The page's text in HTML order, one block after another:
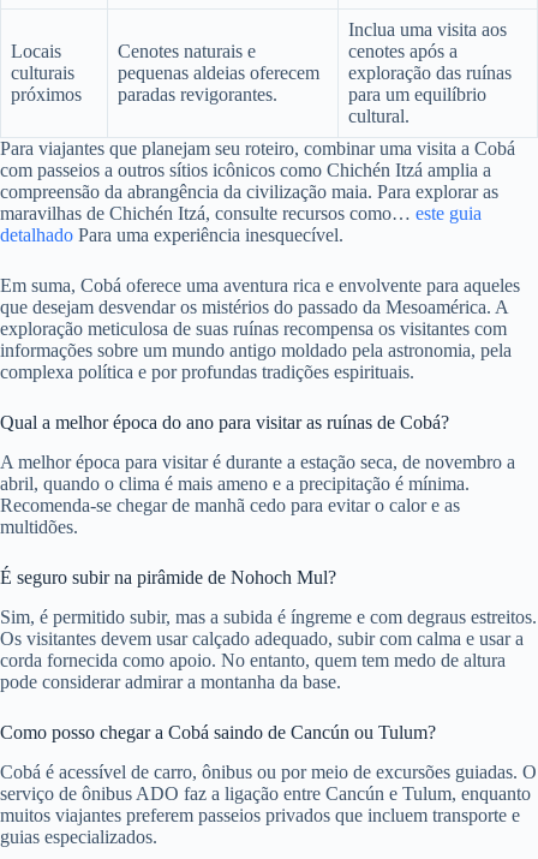
Locais
culturais
próximos
Cenotes naturais e
pequenas aldeias oferecem
paradas revigorantes.
Inclua uma visita aos
cenotes após a
exploração das ruínas
para um equilíbrio
cultural.
Para viajantes que planejam seu roteiro, combinar uma visita a Cobá
com passeios a outros sítios icônicos como Chichén Itzá amplia a
compreensão da abrangência da civilização maia. Para explorar as
maravilhas de Chichén Itzá, consulte recursos como… este guia
detalhado Para uma experiência inesquecível.
Em suma, Cobá oferece uma aventura rica e envolvente para aqueles
que desejam desvendar os mistérios do passado da Mesoamérica. A
exploração meticulosa de suas ruínas recompensa os visitantes com
informações sobre um mundo antigo moldado pela astronomia, pela
complexa política e por profundas tradições espirituais.
Qual a melhor época do ano para visitar as ruínas de Cobá?
A melhor época para visitar é durante a estação seca, de novembro a
abril, quando o clima é mais ameno e a precipitação é mínima.
Recomenda-se chegar de manhã cedo para evitar o calor e as
multidões.
É seguro subir na pirâmide de Nohoch Mul?
Sim, é permitido subir, mas a subida é íngreme e com degraus estreitos.
Os visitantes devem usar calçado adequado, subir com calma e usar a
corda fornecida como apoio. No entanto, quem tem medo de altura
pode considerar admirar a montanha da base.
Como posso chegar a Cobá saindo de Cancún ou Tulum?
Cobá é acessível de carro, ônibus ou por meio de excursões guiadas. O
serviço de ônibus ADO faz a ligação entre Cancún e Tulum, enquanto
muitos viajantes preferem passeios privados que incluem transporte e
guias especializados.